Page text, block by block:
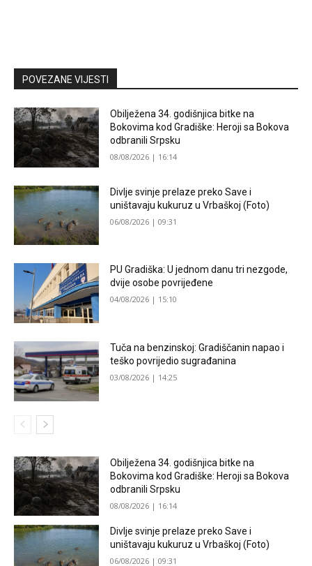
POVEZANE VIJESTI
Obilježena 34. godišnjica bitke na
Bokovima kod Gradiške: Heroji sa Bokova
odbranili Srpsku
08/08/2026 | 16:14
Divlje svinje prelaze preko Save i
uništavaju kukuruz u Vrbaškoj (Foto)
06/08/2026 | 09:31
PU Gradiška: U jednom danu tri nezgode,
dvije osobe povrijeđene
04/08/2026 | 15:10
Tuča na benzinskoj: Gradiščanin napao i
teško povrijedio sugrađanina
03/08/2026 | 14:25
Obilježena 34. godišnjica bitke na
Bokovima kod Gradiške: Heroji sa Bokova
odbranili Srpsku
08/08/2026 | 16:14
Divlje svinje prelaze preko Save i
uništavaju kukuruz u Vrbaškoj (Foto)
06/08/2026 | 09:31